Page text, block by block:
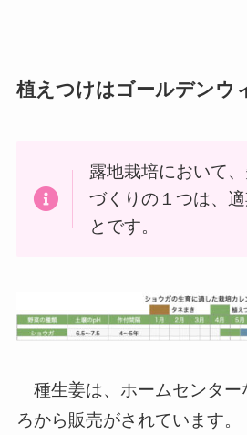
植えつけはゴールデンウ
露地栽培において
づくりの１つは、
とです。
種生姜は、ホームセンター
ろから販売がされています。